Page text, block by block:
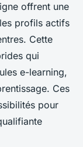
offrent une
profils actifs
Cette
qui
e-learning,
Ces
pour